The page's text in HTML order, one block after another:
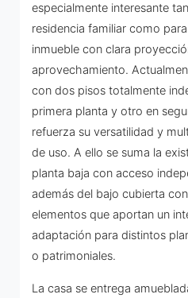
especialmente interesante
residencia familiar como
inmueble con clara
aprovechamiento.
con dos pisos totalmente
primera planta y otro en
refuerza su versatilidad y
de uso. A ello se suma la
planta baja con acceso
además del bajo cubierta
elementos que aportan un
adaptación para distintos
o patrimoniales.
La casa se entrega